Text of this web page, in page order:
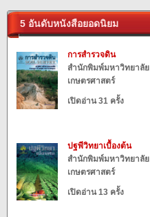
5 อันดับหนังสือยอดนิยม
การสำรวจดิน
สำนักพิมพ์มหาวิทยาลัย
เกษตรศาสตร์
เปิดอ่าน 31 ครั้ง
ปฐพีวิทยาเบื้องต้น
สำนักพิมพ์มหาวิทยาลัย
เกษตรศาสตร์
เปิดอ่าน 13 ครั้ง